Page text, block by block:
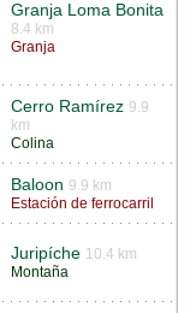
Granja Loma Bonita
8.4 km
Granja
Cerro Ramírez 9.9
km
Colina
Baloon 9.9 km
Estación de ferrocarril
Juripíche 10.4 km
Montaña